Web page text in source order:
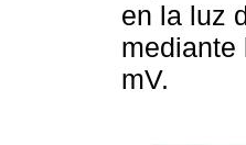
en la luz
mediante
mV.